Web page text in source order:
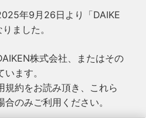
年9月26日より「DAIKE
ました。
株式会社、またはその
ます。
規約をお読み頂き、これら
のみご利用ください。